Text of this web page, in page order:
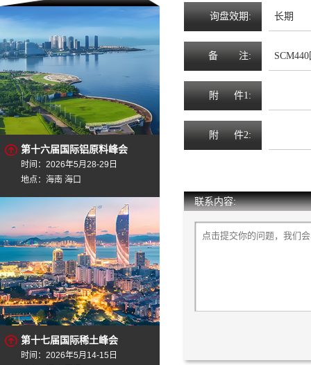
第十六届国际铝原料峰会
时间：2026年5月28-29日
地点：海南 海口
第十七届国际稀土峰会
时间：2026年5月14-15日
询盘效期 : 长期
备 注:
附 件1:
附 件2:
联系内容: